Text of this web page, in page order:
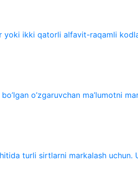
ikki qatorli alfavit-raqamli
o’zgaruvchan ma’lumotni
turli sirtlarni markalash uchun.